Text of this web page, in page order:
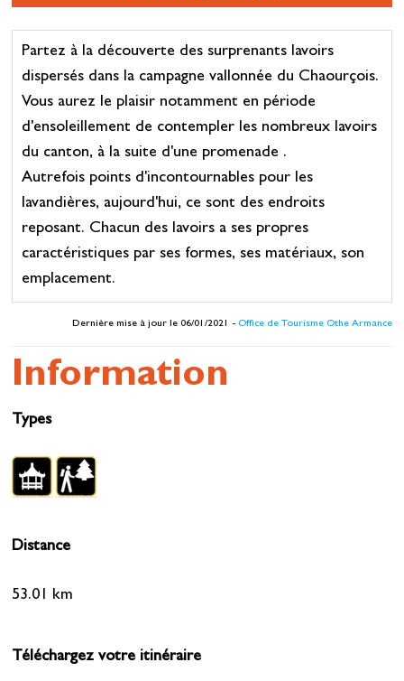
Partez à la découverte des surprenants lavoirs
dispersés dans la campagne vallonnée du Chaourçois.
Vous aurez le plaisir notamment en période
d'ensoleillement de contempler les nombreux lavoirs
du canton, à la suite d'une promenade .
Autrefois points d'incontournables pour les
lavandières, aujourd'hui, ce sont des endroits
reposant. Chacun des lavoirs a ses propres
caractéristiques par ses formes, ses matériaux, son
emplacement.
Dernière mise à jour le 06/01/2021 - Office de Tourisme Othe Armance
Information
Types
Distance
53.01 km
Téléchargez votre itinéraire